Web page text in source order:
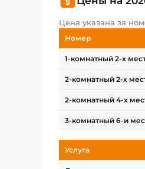
Цена указана за
Номер
1-комнатный 2-х
2-комнатный 2-х
2-комнатный 4-х
3-комнатный 6-и
Услуга